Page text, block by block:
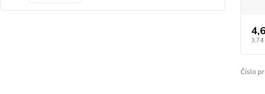
3,74
Číslo